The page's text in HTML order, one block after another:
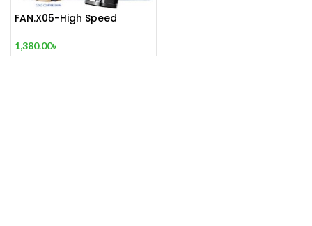
FAN.X05-High Speed
1,380.00৳